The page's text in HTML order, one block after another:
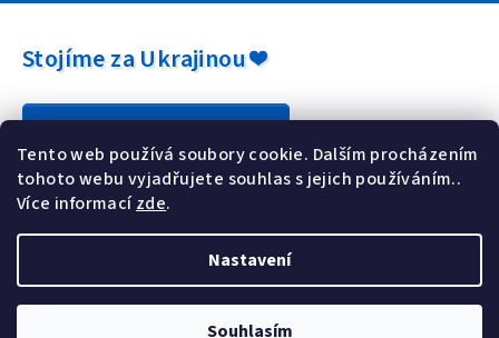
Tento web používá soubory cookie. Dalším procházením
tohoto webu vyjadřujete souhlas s jejich používáním..
Více informacízde.
Nastavení
Souhlasím
Stojíme za Ukrajinou ❤️